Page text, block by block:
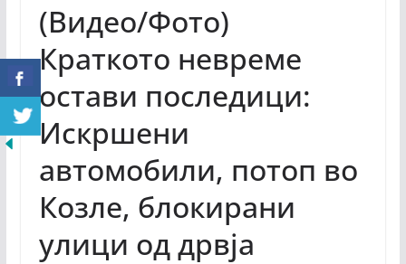
(Видео/Фото)
Краткото невреме
остави последици:
Искршени
автомобили, потоп во
Козле, блокирани
улици од дрвја